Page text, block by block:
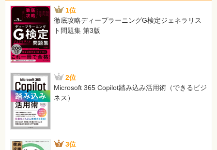
1位
徹底攻略ディープラーニングG検定ジェネラリス
ト問題集 第3版
2位
Microsoft 365 Copilot踏み込み活用術（できるビジ
ネス）
3位